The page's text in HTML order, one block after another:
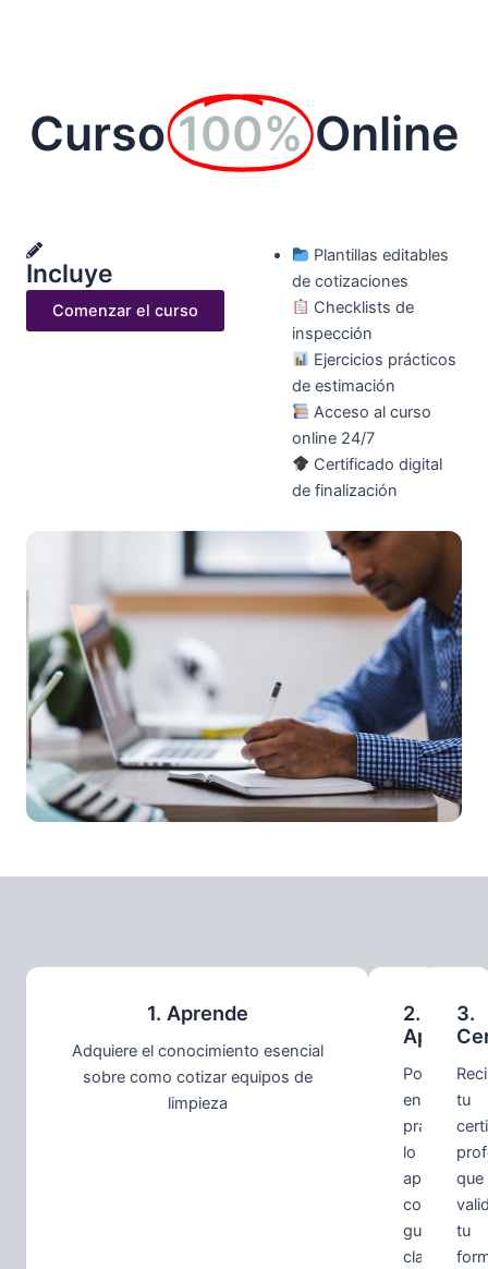
Curso100% Online
Incluye
Comenzar el curso
Plantillas editables
de cotizaciones
Checklists de
inspección
Ejercicios prácticos
de estimación
Acceso al curso
online 24/7
Certificado digital
de finalización
1. Aprende
Adquiere el conocimiento esencial
sobre como cotizar equipos de
limpieza
2.
Aplica
Pon
en
práctica
lo
aprendido
con
guías
claras,
3.
tu
que
tu